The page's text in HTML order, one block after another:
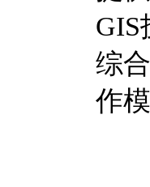
综
作
总